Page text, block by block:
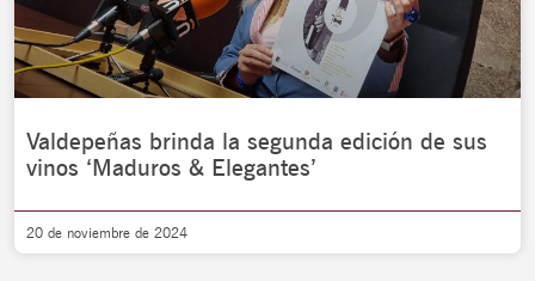
Valdepeñas brinda la segunda edición de sus
vinos ‘Maduros & Elegantes’
20 de noviembre de 2024